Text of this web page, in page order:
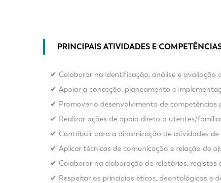
PRINCIPAIS ATIVIDADES E
✔ Colaborar na identificação, análise e avaliação
✔ Apoiar a conceção, planeamento e
✔ Promover o desenvolvimento de competências
✔ Realizar ações de apoio direto a utentes/
✔ Contribuir para a dinamização de atividades
✔ Aplicar técnicas de comunicação e relação de
✔ Colaborar na elaboração de relatórios,
✔ Respeitar os princípios éticos, deontológicos e